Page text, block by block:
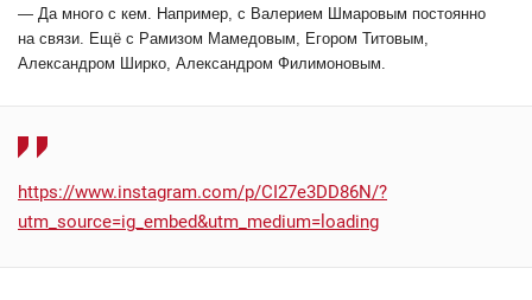
— Да много с кем. Например, с Валерием Шмаровым постоянно
на связи. Ещё с Рамизом Мамедовым, Егором Титовым,
Александром Ширко, Александром Филимоновым.
https://www.instagram.com/p/CI27e3DD86N/?
utm_source=ig_embed&utm_medium=loading